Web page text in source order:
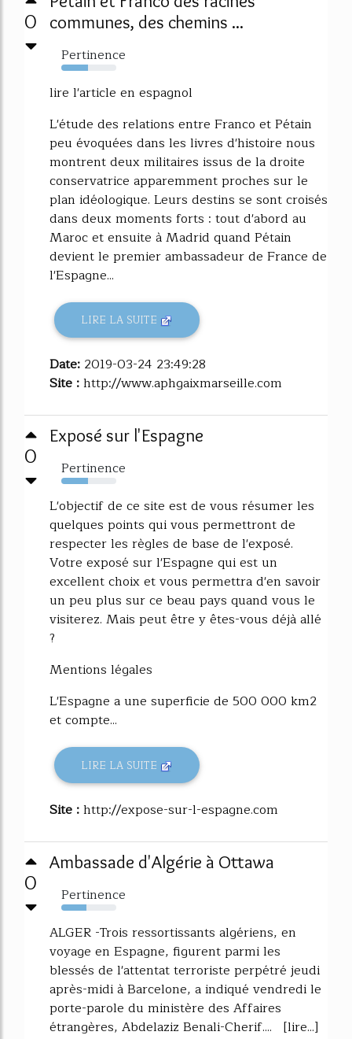
0
communes, des chemins ...
Pertinence
49%
lire l'article en espagnol
L'étude des relations entre Franco et Pétain
peu évoquées dans les livres d'histoire nous
montrent deux militaires issus de la droite
conservatrice apparemment proches sur le
plan idéologique. Leurs destins se sont croisés
dans deux moments forts : tout d'abord au
Maroc et ensuite à Madrid quand Pétain
devient le premier ambassadeur de France de
l'Espagne...
LIRE LA SUITE
Date: 2019-03-24 23:49:28
Site :http://www.aphgaixmarseille.com
0
Exposé sur l'Espagne
Pertinence
48%
L'objectif de ce site est de vous résumer les
quelques points qui vous permettront de
respecter les règles de base de l'exposé.
Votre exposé sur l'Espagne qui est un
excellent choix et vous permettra d'en savoir
un peu plus sur ce beau pays quand vous le
visiterez. Mais peut être y êtes-vous déjà allé
?
Mentions légales
L'Espagne a une superficie de 500 000 km2
et compte...
LIRE LA SUITE
Site :http://expose-sur-l-espagne.com
0
Ambassade d'Algérie à Ottawa
Pertinence
46%
ALGER -Trois ressortissants algériens, en
voyage en Espagne, figurent parmi les
blessés de l'attentat terroriste perpétré jeudi
après-midi à Barcelone, a indiqué vendredi le
porte-parole du ministère des Affaires
étrangères, Abdelaziz Benali-Cherif.... [lire...]